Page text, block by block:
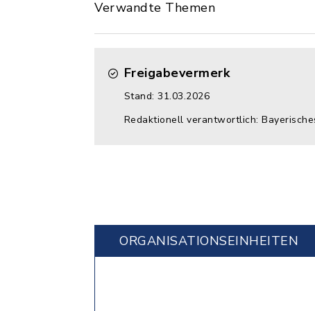
Verwandte Themen
Freigabevermerk
Stand: 31.03.2026
Redaktionell verantwortlich:
ORGANISATIONS­EINHEITEN